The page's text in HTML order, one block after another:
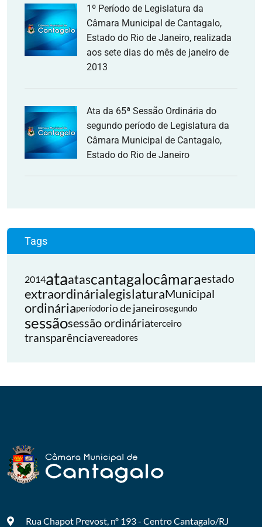
1º Período de Legislatura da
Câmara Municipal de Cantagalo,
Estado do Rio de Janeiro, realizada
aos sete dias do mês de janeiro de
2013
Ata da 65ª Sessão Ordinária do
segundo período de Legislatura da
Câmara Municipal de Cantagalo,
Estado do Rio de Janeiro
Tags
2014ataatascantagalocâmaraestado
extraordinárialegislaturaMunicipal
ordináriaperíodorio de janeirosegundo
sessãosessão ordináriaterceiro
transparênciavereadores
Rua Chapot Prevost, nº 193 - CentroCantagalo/RJ